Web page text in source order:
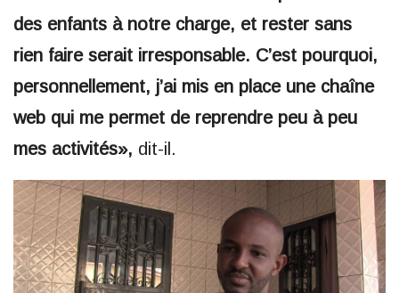
des enfants à notre charge, et rester sans
rien faire serait irresponsable. C’est pourquoi,
personnellement, j’ai mis en place une chaîne
web qui me permet de reprendre peu à peu
mes activités», dit-il.